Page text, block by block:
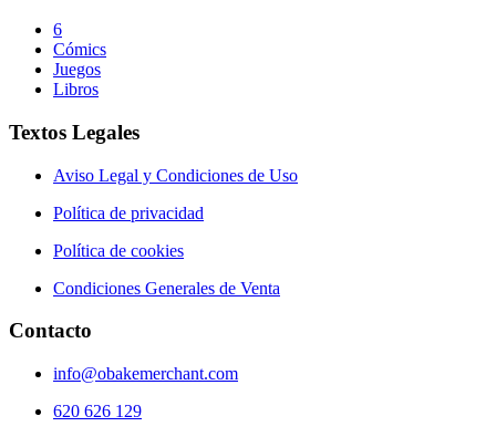
6
Cómics
Juegos
Libros
Textos Legales
Aviso Legal y Condiciones de Uso
Política de privacidad
Política de cookies
Condiciones Generales de Venta
Contacto
info@obakemerchant.com
620 626 129